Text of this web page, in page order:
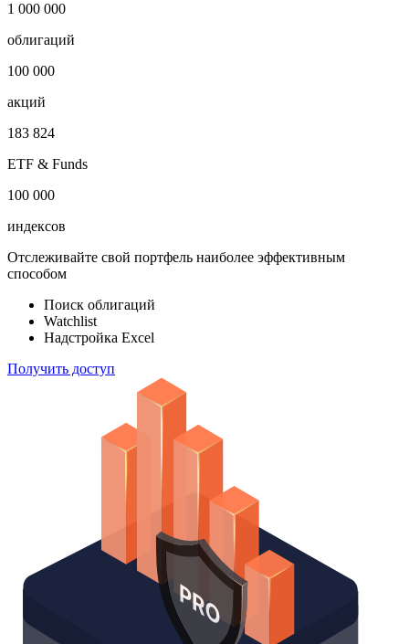
1 000 000
облигаций
100 000
акций
183 824
ETF & Funds
100 000
индексов
Отслеживайте свой портфель наиболее эффективным
способом
Поиск облигаций
Watchlist
Надстройка Excel
Получить доступ